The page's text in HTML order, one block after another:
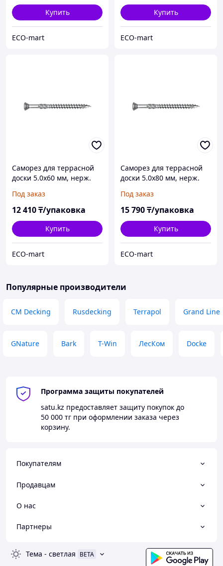
Купить
ECO-mart
Купить
ECO-mart
Саморез для террасной
доски 5.0х60 мм, нерж.
(200 шт в карт. уп.)
STARFIX
Под заказ
12 410₸/упаковка
Купить
ECO-mart
Саморез для террасной
доски 5.0х80 мм, нерж.
(200 шт в карт. уп.)
STARFIX
Под заказ
15 790₸/упаковка
Купить
ECO-mart
Популярные производители
CM Decking Rusdecking Terrapol Grand Line
GNature Bark T-Win ЛесКом Docke
Программа защиты покупателей
satu.kz предоставляет защиту покупок до
50 000 тг при оформлении заказа через
корзину.
Покупателям
Продавцам
О нас
Партнеры
Тема - светлая BETA